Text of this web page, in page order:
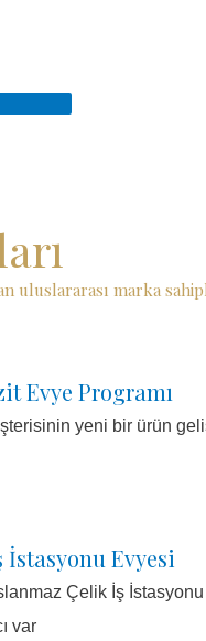
marka
Evye Programı
yeni bir ürün
Evyesi
Çelik İş İstasyonu
var